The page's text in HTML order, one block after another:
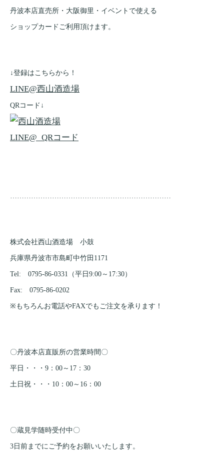
丹波本店直売所・大阪御里・イベントで使える
ショップカードご利用頂けます。
↓登録はこちらから！
LINE@西山酒造場
QRコード↓
……………………………………………………………
株式会社西山酒造場 小鼓
兵庫県丹波市市島町中竹田1171
Tel: 0795-86-0331（平日9:00～17:30）
Fax: 0795-86-0202
※もちろんお電話やFAXでもご注文を承ります！
〇丹波本店直販所の営業時間〇
平日・・・9：00～17：30
土日祝・・・10：00～16：00
〇蔵見学随時受付中〇
3日前までにご予約をお願いいたします。